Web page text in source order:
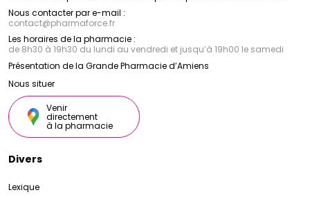
Nous contacter par e-mail :
contact@pharmaforce.fr
Les horaires de la pharmacie :
de 8h30 à 19h30 du lundi au vendredi et jusqu’à 19h00 le samedi
Présentation de la Grande Pharmacie d’Amiens
Nous situer
Venir
directement
à la pharmacie
Divers
Lexique